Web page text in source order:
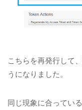
こちらを再発行して
うになりました。
同じ現象に合ってい